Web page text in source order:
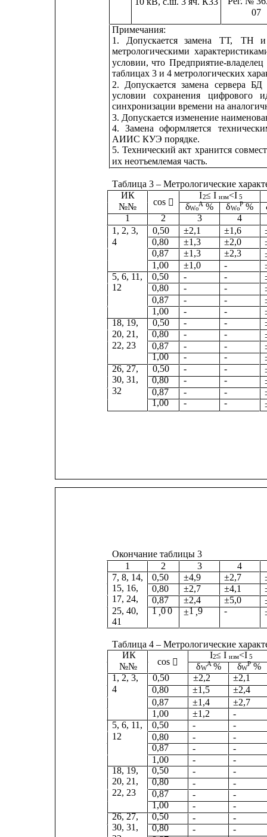
07
Примечания:
1.
Допускается замена ТТ, ТН
и
метрологическими
условии, что Предприятие-владелец
таблицах 3 и 4 метрологических
2.
Допускается замена сервера БД
условии
сохранения цифрового
синхронизации времени на
3. Допускается изменение
4.
Замена оформляется
АИИС КУЭ порядке.
5. Технический акт хранится
их неотъемлемая часть.
cos 
Таблица 3 – Метрологические
ИК
I2≤ I изм<I 5
№№ δWо
A % δWо
P %
1
2 3
4
1, 2, 3,      0,50 ±2,1
±1,6
4 0,80 ±1,3
±2,0
0,87 ±1,3
±2,3
1,00
±1,0
-
5, 6, 11,
0,50 -
-
12
0,80 -
-
0,87 -
-
1,00 -
-
18, 19,      0,50 -
-
20, 21, 0,80 - -
22, 23 0,87 -
-
1,00 - -
26, 27,      0,50 - -
30, 31, 0,80 - -
32 0,87 - -
1,00 - -
Окончание таблицы 3
1
2 3
4
7, 8, 14,
0,50 ±4,9
±2,7
15, 16, 0,80 ±2,7
±4,1
17, 24,
0,87 ±2,4
±5,0
25, 40,
1,00 ±1,9
-
41
cos 
Таблица 4 – Метрологические
ИК                               I2≤ I изм<I
№№ δW
A % δW
P
1, 2, 3,      0,50          ±2,2
4 0,80          ±1,5
0,87
1,00
5, 6, 11,
0,50
12 0,80
0,87
1,00
18, 19,
0,50
20, 21,
0,80
22, 23
0,87
1,00
26, 27,
0,50
30, 31,
0,80
±1,4
±2,7
±1,2
-
-
-
-
-
-
-
-
-
-
-
-
-
-
-
-
-
-
-
-
-